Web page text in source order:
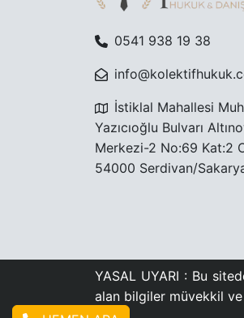
0541 938 19 38
İstiklal Mahallesi
Yazıcıoğlu Bulvarı
Merkezi-2 No:69 Kat:2
54000 Serdivan/
YASAL UYARI : Bu
alan bilgiler müvekkil